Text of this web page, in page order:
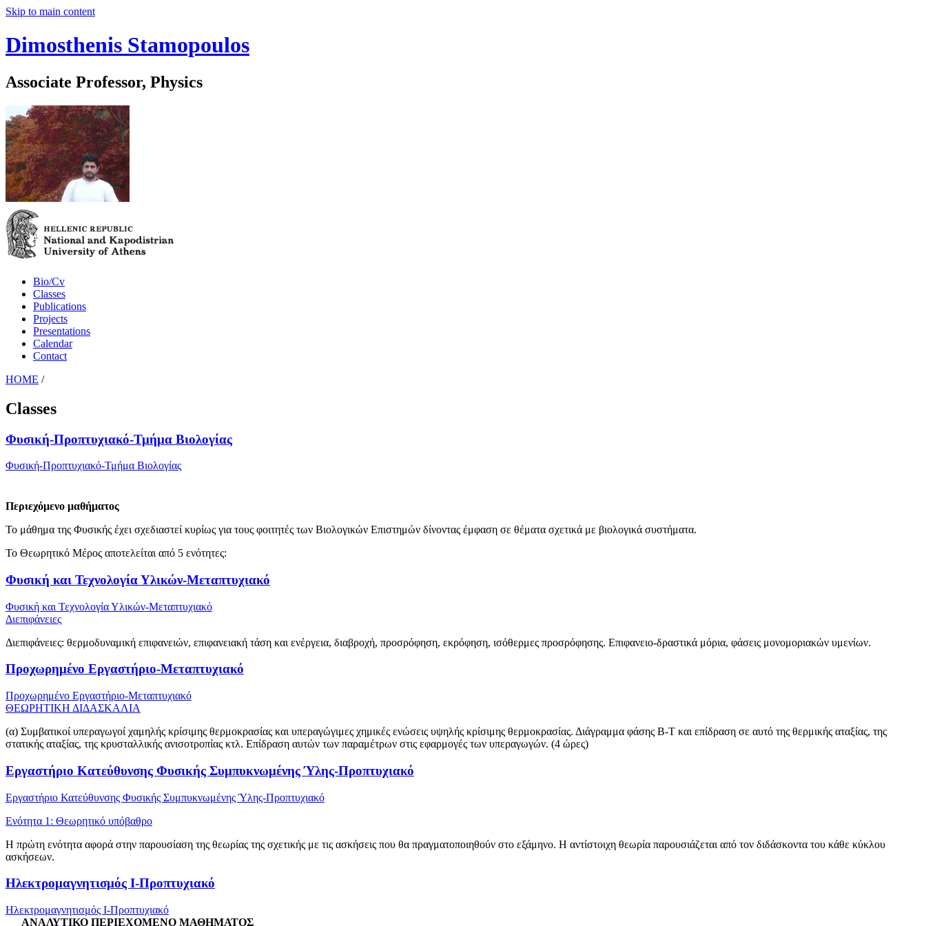
Skip to main content
Dimosthenis Stamopoulos
Associate Professor, Physics
Bio/Cv
Classes
Publications
Projects
Presentations
Calendar
Contact
HOME /
Classes
Φυσική-Προπτυχιακό-Τμήμα Βιολογίας
Φυσική-Προπτυχιακό-Τμήμα Βιολογίας
Περιεχόμενο μαθήματος
Το μάθημα της Φυσικής έχει σχεδιαστεί κυρίως για τους φοιτητές των Βιολογικών Επιστημών δίνοντας έμφαση σε θέματα σχετικά με βιολογικά συστήματα.
Το Θεωρητικό Μέρος αποτελείται από 5 ενότητες:
Φυσική και Τεχνολογία Υλικών-Μεταπτυχιακό
Φυσική και Τεχνολογία Υλικών-Μεταπτυχιακό
Διεπιφάνειες
Διεπιφάνειες: θερμοδυναμική επιφανειών, επιφανειακή τάση και ενέργεια, διαβροχή, προσρόφηση, εκρόφηση, ισόθερμες προσρόφησης. Επιφανειο-δραστικά μόρια, φάσεις μονομοριακών υμενίων.
Προχωρημένο Εργαστήριο-Μεταπτυχιακό
Προχωρημένο Εργαστήριο-Μεταπτυχιακό
ΘΕΩΡΗΤΙΚΗ ΔΙΔΑΣΚΑΛΙΑ
(α) Συμβατικοί υπεραγωγοί χαμηλής κρίσιμης θερμοκρασίας και υπεραγώγιμες χημικές ενώσεις υψηλής κρίσιμης θερμοκρασίας. Διάγραμμα φάσης Β-Τ και επίδραση σε αυτό της θερμικής αταξίας, της
στατικής αταξίας, της κρυσταλλικής ανισοτροπίας κτλ. Επίδραση αυτών των παραμέτρων στις εφαρμογές των υπεραγωγών. (4 ώρες)
Εργαστήριο Κατεύθυνσης Φυσικής Συμπυκνωμένης Ύλης-Προπτυχιακό
Εργαστήριο Κατεύθυνσης Φυσικής Συμπυκνωμένης Ύλης-Προπτυχιακό
Ενότητα 1: Θεωρητικό υπόβαθρο
Η πρώτη ενότητα αφορά στην παρουσίαση της θεωρίας της σχετικής με τις ασκήσεις που θα πραγματοποιηθούν στο εξάμηνο. Η αντίστοιχη θεωρία παρουσιάζεται από τον διδάσκοντα του κάθε κύκλου
ασκήσεων.
Ηλεκτρομαγνητισμός Ι-Προπτυχιακό
Ηλεκτρομαγνητισμός Ι-Προπτυχιακό
ΑΝΑΛΥΤΙΚΟ ΠΕΡΙΕΧΟΜΕΝΟ ΜΑΘΗΜΑΤΟΣ